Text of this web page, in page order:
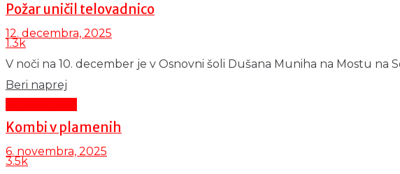
Požar uničil telovadnico
12. decembra, 2025
1.3k
V noči na 10. december je v Osnovni šoli Dušana Muniha na Mostu na
Beri naprej
Kombi v plamenih
6. novembra, 2025
3.5k